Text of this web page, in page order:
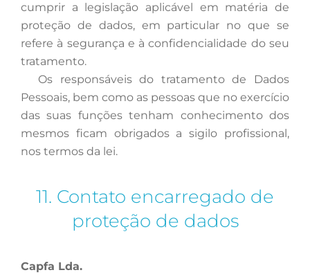
cumprir a legislação aplicável em matéria de
proteção de dados, em particular no que se
refere à segurança e à confidencialidade do seu
tratamento.
Os responsáveis do tratamento de Dados
Pessoais, bem como as pessoas que no exercício
das suas funções tenham conhecimento dos
mesmos ficam obrigados a sigilo profissional,
nos termos da lei.
11. Contato encarregado de
proteção de dados
Capfa Lda.